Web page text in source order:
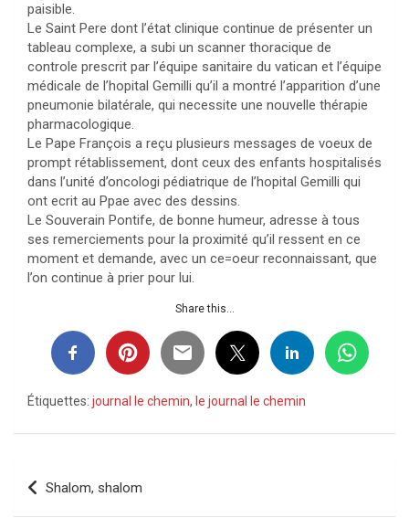
paisible.
Le Saint Pere dont l’état clinique continue de présenter un
tableau complexe, a subi un scanner thoracique de
controle prescrit par l’équipe sanitaire du vatican et l’équipe
médicale de l’hopital Gemilli qu’il a montré l’apparition d’une
pneumonie bilatérale, qui necessite une nouvelle thérapie
pharmacologique.
Le Pape François a reçu plusieurs messages de voeux de
prompt rétablissement, dont ceux des enfants hospitalisés
dans l’unité d’oncologi pédiatrique de l’hopital Gemilli qui
ont ecrit au Ppae avec des dessins.
Le Souverain Pontife, de bonne humeur, adresse à tous
ses remerciements pour la proximité qu’il ressent en ce
moment et demande, avec un ce=oeur reconnaissant, que
l’on continue à prier pour lui.
Share this...
Étiquettes: journal le chemin, le journal le chemin
Navigation
de
Shalom, shalom